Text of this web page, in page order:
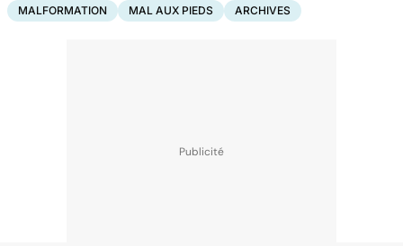
MALFORMATION MAL AUX PIEDS ARCHIVES